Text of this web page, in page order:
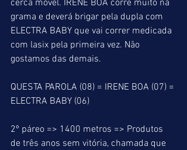
cerca móvel. IRENE BOA corre muito na
grama e deverá brigar pela dupla com
ELECTRA BABY que vai correr medicada
com lasix pela primeira vez. Não
gostamos das demais.
QUESTA PAROLA (08) = IRENE BOA (07) =
ELECTRA BABY (06)
2º páreo => 1400 metros => Produtos
de três anos sem vitória, chamada que